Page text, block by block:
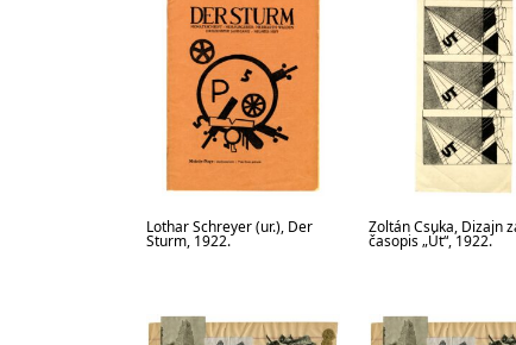
Lothar Schreyer (ur.), Der
Sturm, 1922.
Zoltán Csuka, Dizajn
časopis „Út“, 1922.